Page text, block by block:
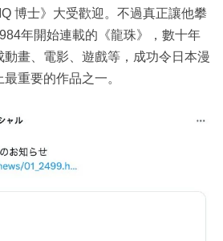
博士》大受歡迎。不過真正讓他攀
年開始連載的《龍珠》，數十年
畫、電影、遊戲等，成功令日本漫
重要的作品之一。